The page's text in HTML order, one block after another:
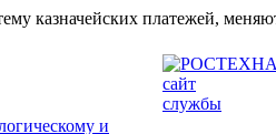
казначейских
сайт
службы